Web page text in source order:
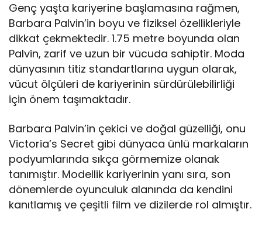
Genç yaşta kariyerine başlamasına rağmen,
Barbara Palvin’in boyu ve fiziksel özellikleriyle
dikkat çekmektedir. 1.75 metre boyunda olan
Palvin, zarif ve uzun bir vücuda sahiptir. Moda
dünyasının titiz standartlarına uygun olarak,
vücut ölçüleri de kariyerinin sürdürülebilirliği
için önem taşımaktadır.
Barbara Palvin’in çekici ve doğal güzelliği, onu
Victoria’s Secret gibi dünyaca ünlü markaların
podyumlarında sıkça görmemize olanak
tanımıştır. Modellik kariyerinin yanı sıra, son
dönemlerde oyunculuk alanında da kendini
kanıtlamış ve çeşitli film ve dizilerde rol almıştır.